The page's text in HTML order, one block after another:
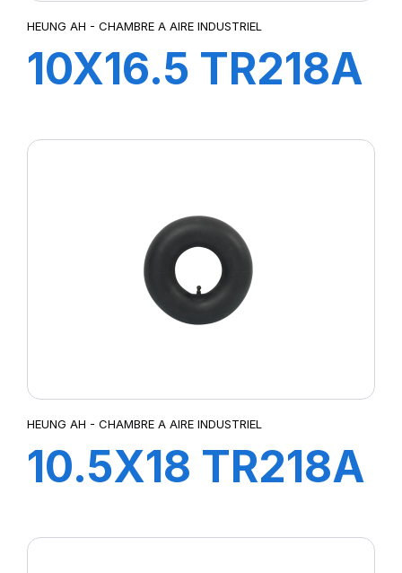
HEUNG AH - CHAMBRE A AIRE INDUSTRIEL
10X16.5 TR218A
HEUNG AH - CHAMBRE A AIRE INDUSTRIEL
10.5X18 TR218A